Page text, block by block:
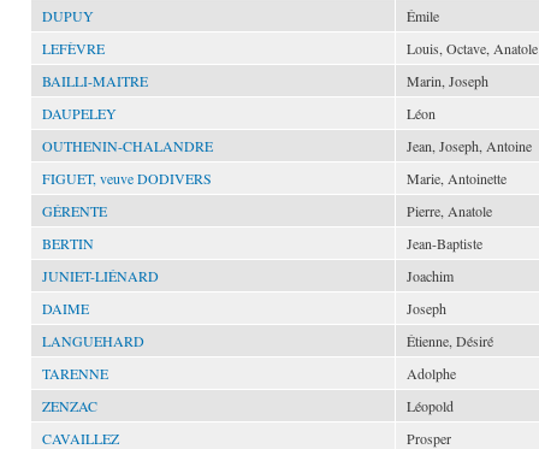
DUPUY
Émile
LEFÈVRE
Louis, Octave, Anatole
BAILLI-MAITRE
Marin, Joseph
DAUPELEY
Léon
OUTHENIN-CHALANDRE
Jean, Joseph, Antoine
FIGUET, veuve DODIVERS
Marie, Antoinette
GÉRENTE
Pierre, Anatole
BERTIN
Jean-Baptiste
JUNIET-LIÉNARD
Joachim
DAIME
Joseph
LANGUEHARD
Étienne, Désiré
TARENNE
Adolphe
ZENZAC
Léopold
CAVAILLEZ
Prosper